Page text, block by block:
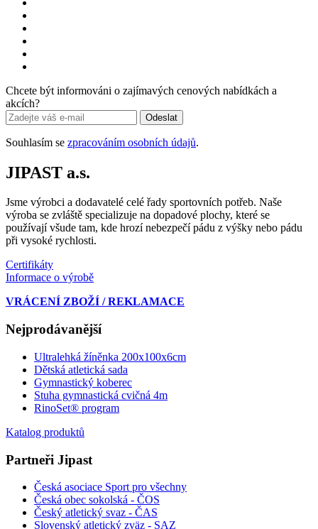
Chcete být informováni o zajímavých cenových nabídkách a
akcích?
Odeslat
Souhlasím se zpracováním osobních údajů.
JIPAST a.s.
Jsme výrobci a dodavatelé celé řady sportovních potřeb. Naše
výroba se zvláště specializuje na dopadové plochy, které se
používají všude tam, kde hrozí nebezpečí pádu z výšky nebo pádu
při vysoké rychlosti.
Certifikáty
Informace o výrobě
VRÁCENÍ ZBOŽÍ / REKLAMACE
Nejprodávanější
Ultralehká žíněnka 200x100x6cm
Dětská atletická sada
Gymnastický koberec
Stuha gymnastická cvičná 4m
RinoSet® program
Katalog produktů
Partneři Jipast
Česká asociace Sport pro všechny
Česká obec sokolská - ČOS
Český atletický svaz - ČAS
Slovenský atletický zväz - SAZ